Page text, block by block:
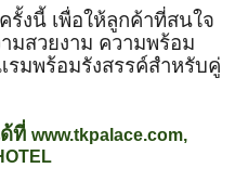
รั้งนี้ เพื่อให้ลูกค้าที่สนใจ
มสวยงาม ความพร้อม
รมพร้อมรังสรรค์สำหรับคู่
ที่ www.tkpalace.com,